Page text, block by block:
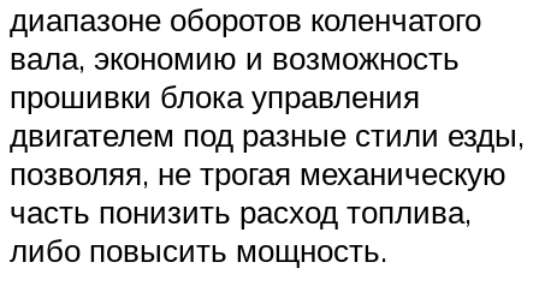
диапазоне оборотов коленчатого
вала, экономию и возможность
прошивки блока управления
двигателем под разные стили езды,
позволяя, не трогая механическую
часть понизить расход топлива,
либо повысить мощность.